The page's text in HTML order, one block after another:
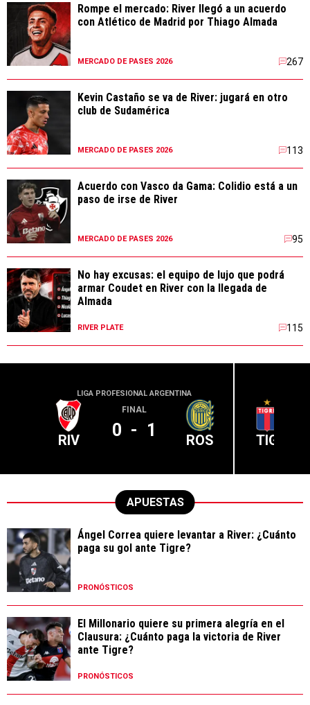
Rompe el mercado: River llegó a un acuerdo
con Atlético de Madrid por Thiago Almada
MERCADO DE PASES 2026 267
Kevin Castaño se va de River: jugará en otro
club de Sudamérica
MERCADO DE PASES 2026 113
Acuerdo con Vasco da Gama: Colidio está a un
paso de irse de River
MERCADO DE PASES 2026 95
No hay excusas: el equipo de lujo que podrá
armar Coudet en River con la llegada de
Almada
RIVER PLATE 115
LIGA PROFESIONAL ARGENTINA
RIV
FINAL
0 - 1 ROS TIG
APUESTAS
Ángel Correa quiere levantar a River: ¿Cuánto
paga su gol ante Tigre?
PRONÓSTICOS
El Millonario quiere su primera alegría en el
Clausura: ¿Cuánto paga la victoria de River
ante Tigre?
PRONÓSTICOS